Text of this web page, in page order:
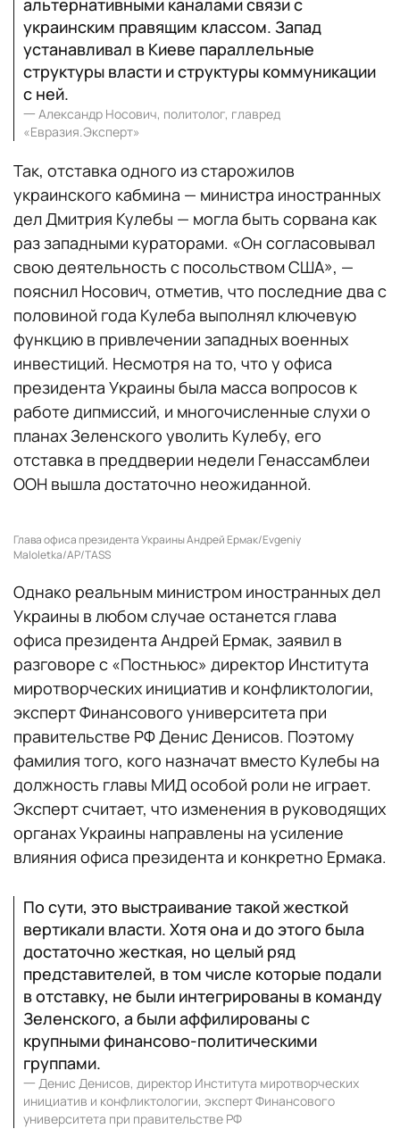
альтернативными каналами связи с
украинским правящим классом. Запад
устанавливал в Киеве параллельные
структуры власти и структуры коммуникации
с ней.
一 Александр Носович, политолог, главред
«Евразия.Эксперт»
Так, отставка одного из старожилов
украинского кабмина — министра иностранных
дел Дмитрия Кулебы — могла быть сорвана как
раз западными кураторами. «Он согласовывал
свою деятельность с посольством США», —
пояснил Носович, отметив, что последние два с
половиной года Кулеба выполнял ключевую
функцию в привлечении западных военных
инвестиций. Несмотря на то, что у офиса
президента Украины была масса вопросов к
работе дипмиссий, и многочисленные слухи о
планах Зеленского уволить Кулебу, его
отставка в преддверии недели Генассамблеи
ООН вышла достаточно неожиданной.
Глава офиса президента Украины Андрей Ермак/Evgeniy
Maloletka/AP/TASS
Однако реальным министром иностранных дел
Украины в любом случае останется глава
офиса президента Андрей Ермак, заявил в
разговоре с «Постньюс» директор Института
миротворческих инициатив и конфликтологии,
эксперт Финансового университета при
правительстве РФ Денис Денисов. Поэтому
фамилия того, кого назначат вместо Кулебы на
должность главы МИД особой роли не играет.
Эксперт считает, что изменения в руководящих
органах Украины направлены на усиление
влияния офиса президента и конкретно Ермака.
По сути, это выстраивание такой жесткой
вертикали власти. Хотя она и до этого была
достаточно жесткая, но целый ряд
представителей, в том числе которые подали
в отставку, не были интегрированы в команду
Зеленского, а были аффилированы с
крупными финансово-политическими
группами.
一 Денис Денисов, директор Института миротворческих
инициатив и конфликтологии, эксперт Финансового
университета при правительстве РФ